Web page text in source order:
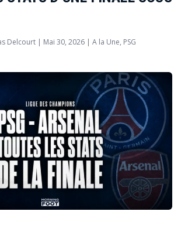
Delcourt| Mai 30, 2026| A la Une, PSG